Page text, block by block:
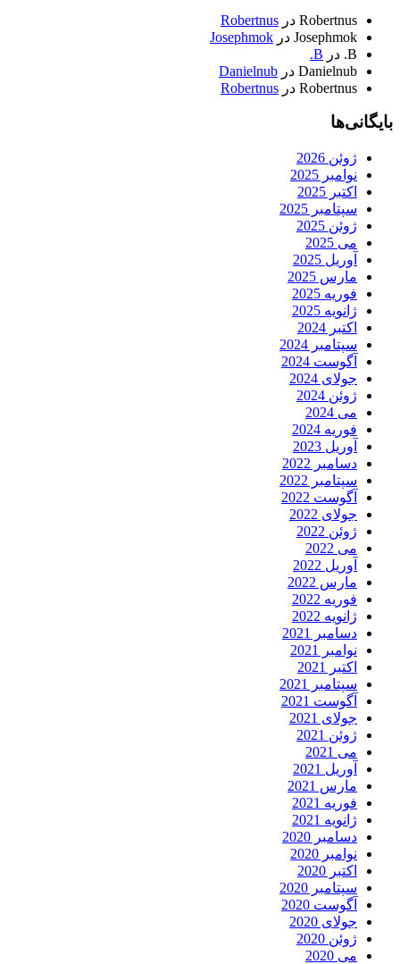
Robertnus در Robertnus
Josephmok در Josephmok
B. در B.
Danielnub در Danielnub
Robertnus در Robertnus
بایگانی‌ها
ژوئن 2026
نوامبر 2025
اکتبر 2025
سپتامبر 2025
ژوئن 2025
می 2025
آوریل 2025
مارس 2025
فوریه 2025
ژانویه 2025
اکتبر 2024
سپتامبر 2024
آگوست 2024
جولای 2024
ژوئن 2024
می 2024
فوریه 2024
آوریل 2023
دسامبر 2022
سپتامبر 2022
آگوست 2022
جولای 2022
ژوئن 2022
می 2022
آوریل 2022
مارس 2022
فوریه 2022
ژانویه 2022
دسامبر 2021
نوامبر 2021
اکتبر 2021
سپتامبر 2021
آگوست 2021
جولای 2021
ژوئن 2021
می 2021
آوریل 2021
مارس 2021
فوریه 2021
ژانویه 2021
دسامبر 2020
نوامبر 2020
اکتبر 2020
سپتامبر 2020
آگوست 2020
جولای 2020
ژوئن 2020
می 2020